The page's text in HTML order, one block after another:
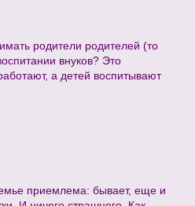
родители родителей (то
внуков? Это
а детей воспитывают
приемлема: бывает, еще и